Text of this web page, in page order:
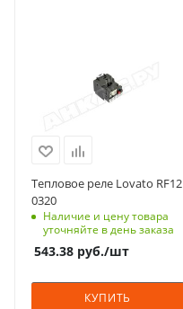
Тепловое реле Lovato RF12
0320
Наличие и цену товара
уточняйте в день заказа
543.38 руб./шт
КУПИТЬ